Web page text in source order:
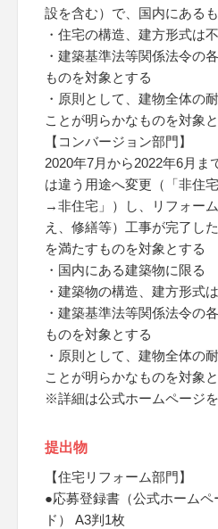
設を含む）で、国内にある
・住宅の構造、建方形式は
・建築基準法等関係法令の
ものを対象とする
・原則として、建物全体の
ことが明らかなものを対象
【コンバージョン部門】
2020年7月から2022年6月ま
は違う用途へ変更（「非住
→非住宅」）し、リフォー
え、修繕等）工事が完了し
を満たすものを対象とする
・国内にある建築物に限る
・建築物の構造、建方形式
・建築基準法等関係法令の
ものを対象とする
・原則として、建物全体の
ことが明らかなものを対象
※詳細は公式ホームページ
提出物
【住宅リフォーム部門】
●応募登録書（公式ホーム
ド） A3判1枚